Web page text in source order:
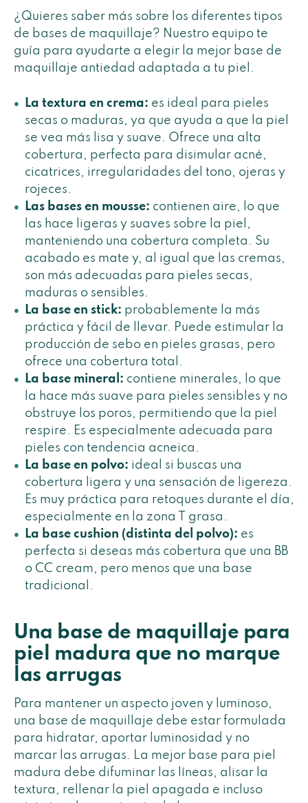
¿Quieres saber más sobre los diferentes tipos
de bases de maquillaje? Nuestro equipo te
guía para ayudarte a elegir la mejor base de
maquillaje antiedad adaptada a tu piel.
La textura en crema: es ideal para pieles
secas o maduras, ya que ayuda a que la piel
se vea más lisa y suave. Ofrece una alta
cobertura, perfecta para disimular acné,
cicatrices, irregularidades del tono, ojeras y
rojeces.
Las bases en mousse: contienen aire, lo que
las hace ligeras y suaves sobre la piel,
manteniendo una cobertura completa. Su
acabado es mate y, al igual que las cremas,
son más adecuadas para pieles secas,
maduras o sensibles.
La base en stick: probablemente la más
práctica y fácil de llevar. Puede estimular la
producción de sebo en pieles grasas, pero
ofrece una cobertura total.
La base mineral: contiene minerales, lo que
la hace más suave para pieles sensibles y no
obstruye los poros, permitiendo que la piel
respire. Es especialmente adecuada para
pieles con tendencia acneica.
La base en polvo: ideal si buscas una
cobertura ligera y una sensación de ligereza.
Es muy práctica para retoques durante el día,
especialmente en la zona T grasa.
La base cushion (distinta del polvo): es
perfecta si deseas más cobertura que una BB
o CC cream, pero menos que una base
tradicional.
Una base de maquillaje para
piel madura que no marque
las arrugas
Para mantener un aspecto joven y luminoso,
una base de maquillaje debe estar formulada
para hidratar, aportar luminosidad y no
marcar las arrugas. La mejor base para piel
madura debe difuminar las líneas, alisar la
textura, rellenar la piel apagada e incluso